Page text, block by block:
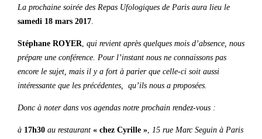
La prochaine soirée des Repas Ufologiques de Paris aura lieu le
samedi 18 mars 2017.
Stéphane ROYER, qui revient après quelques mois d’absence, nous
prépare une conférence. Pour l’instant nous ne connaissons pas
encore le sujet, mais il y a fort à parier que celle-ci soit aussi
intéressante que les précédentes, qu’ils nous a proposées.
Donc à noter dans vos agendas notre prochain rendez-vous :
à 17h30 au restaurant « chez Cyrille », 15 rue Marc Seguin à Paris